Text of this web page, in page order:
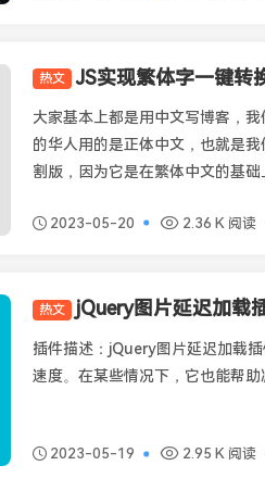
JavaScript
热文 JS实现繁体字一键转
大家基本上都是用中文写博客，
的华人用的是正体中文，也就是
割版，因为它是在繁体中文的基
2023-05-20 2.36 K 阅读
JavaScript
热文 jQuery图片延迟加载
插件描述：jQuery图片延迟加载
速度。在某些情况下，它也能帮助
2023-05-19 2.95 K 阅读